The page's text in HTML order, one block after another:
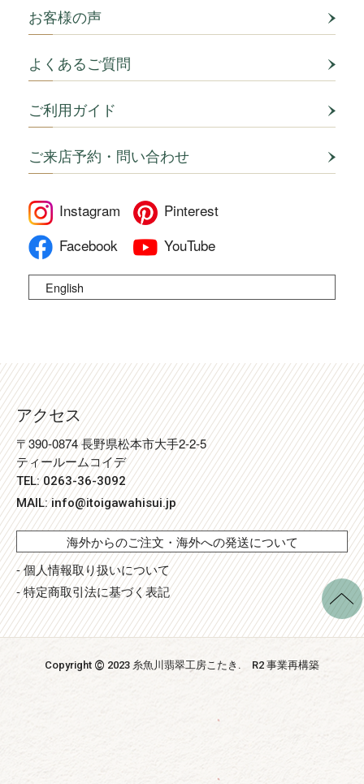
お客様の声
よくあるご質問
ご利用ガイド
ご来店予約・問い合わせ
Instagram
Pinterest
Facebook
YouTube
English
アクセス
〒390-0874 長野県松本市大手2-2-5
ティールームコイデ
TEL: 0263-36-3092
MAIL:info@itoigawahisui.jp
海外からのご注文・海外への発送について
- 個人情報取り扱いについて
- 特定商取引法に基づく表記
Copyright © 2023 糸魚川翡翠工房こたき . R2 事業再構築